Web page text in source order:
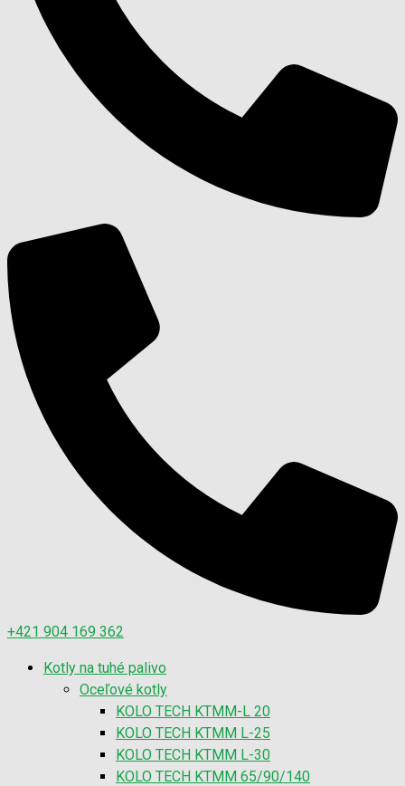
+421 904 169 362
Kotly na tuhé palivo
Oceľové kotly
KOLO TECH KTMM-L 20
KOLO TECH KTMM L-25
KOLO TECH KTMM L-30
KOLO TECH KTMM 65/90/140